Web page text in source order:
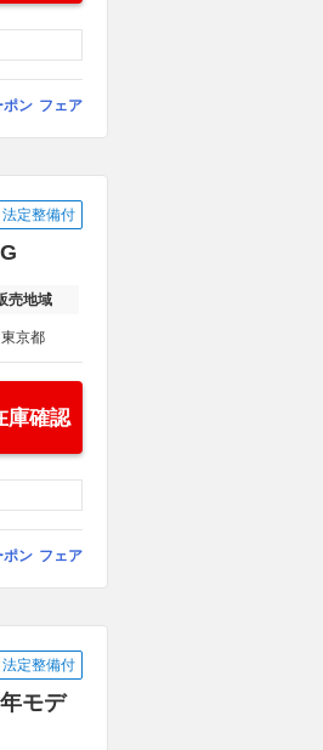
ポン フェア
法定整備付
売地域
東京都
庫確認
ポン フェア
法定整備付
モデ